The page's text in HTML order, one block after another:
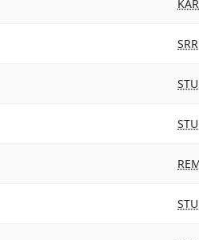
KAR
SRR
STU
STU
STU